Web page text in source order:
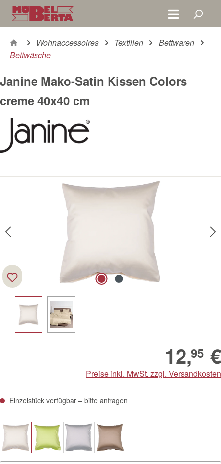
Zum Hauptinhalt springen
Wohnaccessoires Textilien
Bettwaren
Bettwäsche
Janine Mako-Satin Kissen Colors
creme 40x40 cm
Bildergalerie überspringen
12,95 €
Preise inkl. MwSt. zzgl. Versandkosten
Einzelstück verfügbar – bitte anfragen